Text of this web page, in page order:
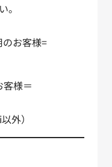
。
お客様=
様＝
外）